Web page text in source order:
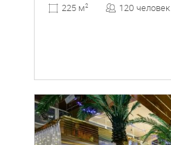
225 м2 120 человек